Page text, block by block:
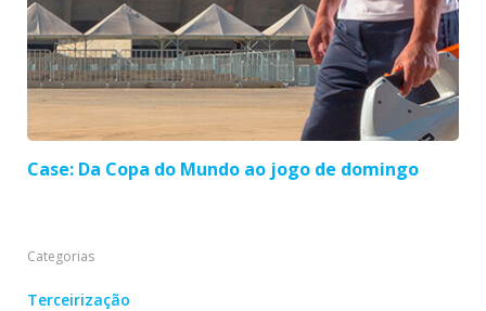
Case: Da Copa do Mundo ao jogo de domingo
Categorias
Terceirização